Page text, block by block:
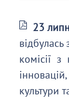
23
відбулась
комісії з
культури